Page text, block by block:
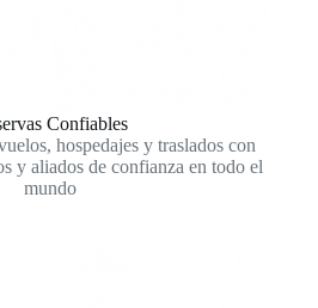
Confiables
hospedajes y traslados con
y aliados de confianza en todo el
mundo